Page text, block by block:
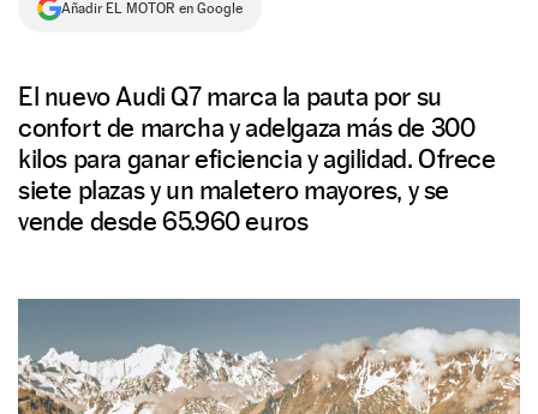
SÍGUENOS
Añadir EL MOTOR en Google
El nuevo Audi Q7 marca la pauta por su
confort de marcha y adelgaza más de 300
kilos para ganar eficiencia y agilidad. Ofrece
siete plazas y un maletero mayores, y se
vende desde 65.960 euros